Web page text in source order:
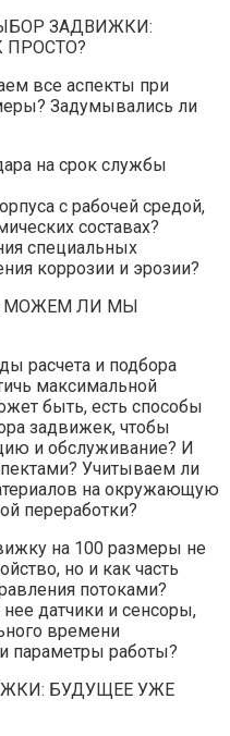
ЗАДВИЖКИ:
ПРОСТО?
все аспекты при
Задумывались ли
на срок службы
с рабочей средой,
составах?
специальных
коррозии и эрозии?
МОЖЕМ ЛИ МЫ
расчета и подбора
максимальной
быть, есть способы
задвижек, чтобы
и обслуживание? И
Учитываем ли
на окружающую
переработки?
на 100 размеры не
но и как часть
потоками?
датчики и сенсоры,
времени
параметры работы?
БУДУЩЕЕ УЖЕ